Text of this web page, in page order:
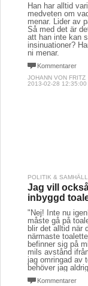
Han har alltid
medveten om
menar. Lider av
Så med det är
att han inte kan
insinuationer?
ni menar.
Kommentarer
JOHANN VON FRITZ
2013-02-28 12:35:00
POLITIK &
Jag vill
inbyggd
"Nej! Inte nu
måste gå på
blir det alltid när
närmaste
befinner sig på
mils avstånd
jag omringad av
behöver jag
Kommentarer